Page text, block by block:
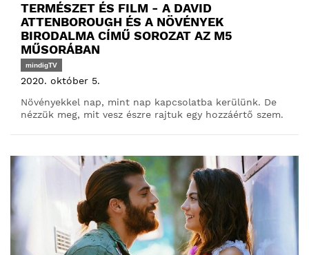
TERMÉSZET ÉS FILM - A DAVID
ATTENBOROUGH ÉS A NÖVÉNYEK
BIRODALMA CÍMŰ SOROZAT AZ M5
MŰSORÁBAN
mindigTV
2020. október 5.
Növényekkel nap, mint nap kapcsolatba kerülünk. De
nézzük meg, mit vesz észre rajtuk egy hozzáértő szem.